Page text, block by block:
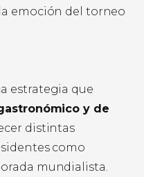
emoción del torneo
estrategia que
y de
distintas
como
mundialista.